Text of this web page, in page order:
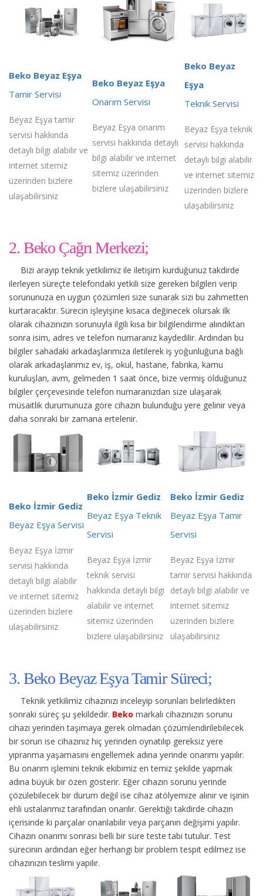
Beko Beyaz Eşya
Tamir Servisi
Beyaz Eşya tamir
servisi hakkında
detaylı bilgi alabilir ve
internet sitemiz
üzerinden bizlere
ulaşabilirsiniz
Beko Beyaz Eşya
Onarım Servisi
Beyaz Eşya onarım
servisi hakkında detaylı
bilgi alabilir ve internet
sitemiz üzerinden
bizlere ulaşabilirsiniz
Beko Beyaz
Eşya
Teknik Servisi
Beyaz Eşya teknik
servisi hakkında
detaylı bilgi alabilir
ve internet sitemiz
üzerinden bizlere
ulaşabilirsiniz
2. Beko Çağrı Merkezi;
Bizi arayıp teknik yetkilimiz ile iletişim kurduğunuz takdirde
ilerleyen süreçte telefondaki yetkili size gereken bilgileri verip
sorununuza en uygun çözümleri size sunarak sizi bu zahmetten
kurtaracaktır. Sürecin işleyişine kısaca değinecek olursak ilk
olarak cihazınızın sorunuyla ilgili kısa bir bilgilendirme alındıktan
sonra isim, adres ve telefon numaranız kaydedilir. Ardından bu
bilgiler sahadaki arkadaşlarımıza iletilerek iş yoğunluğuna bağlı
olarak arkadaşlarımız ev, iş, okul, hastane, fabrika, kamu
kuruluşları, avm, gelmeden 1 saat önce, bize vermiş olduğunuz
bilgiler çerçevesinde telefon numaranızdan size ulaşarak
müsaitlik durumunuza göre cihazın bulunduğu yere gelinir veya
daha sonraki bir zamana ertelenir.
Beko İzmir Gediz
Beyaz Eşya Servisi
Beyaz Eşya İzmir
servisi hakkında
detaylı bilgi alabilir
ve internet sitemiz
üzerinden bizlere
ulaşabilirsiniz
Beko İzmir Gediz
Beyaz Eşya Teknik
Servisi
Beyaz Eşya İzmir
teknik servisi
hakkında detaylı bilgi
alabilir ve internet
sitemiz üzerinden
bizlere ulaşabilirsiniz
Beko İzmir Gediz
Beyaz Eşya Tamir
Servisi
Beyaz Eşya İzmir
tamir servisi hakkında
detaylı bilgi alabilir ve
internet sitemiz
üzerinden bizlere
ulaşabilirsiniz
3. Beko Beyaz Eşya Tamir Süreci;
Teknik yetkilimiz cihazınızı inceleyip sorunları belirledikten
sonraki süreç şu şekildedir. Beko markalı cihazınızın sorunu
cihazı yerinden taşımaya gerek olmadan çözümlendirilebilecek
bir sorun ise cihazınız hiç yerinden oynatılıp gereksiz yere
yıpranma yaşamasını engellemek adına yerinde onarımı yapılır.
Bu onarım işlemini teknik ekibimiz en temiz şekilde yapmak
adına büyük bir özen gösterir. Eğer cihazın sorunu yerinde
çözülebilecek bir durum değil ise cihaz atölyemize alınır ve işinin
ehli ustalarımız tarafından onarılır. Gerektiği takdirde cihazın
içerisinde ki parçalar onarılabilir veya parçanın değişimi yapılır.
Cihazın onarımı sonrası belli bir süre teste tabi tutulur. Test
sürecinin ardından eğer herhangi bir problem tespit edilmez ise
cihazınızın teslimi yapılır.